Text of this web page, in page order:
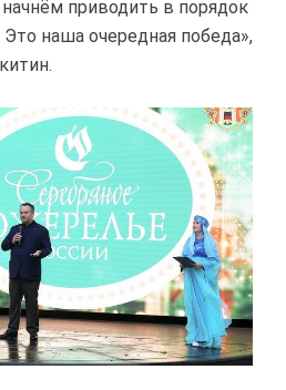
приводить в порядок
наша очередная победа»,